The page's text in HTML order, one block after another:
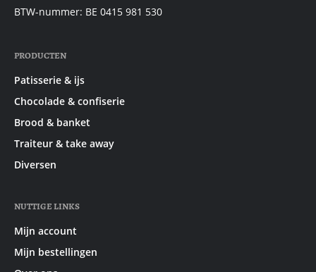
BTW-nummer: BE 0415 981 530
PRODUCTEN
Patisserie & ijs
Chocolade & confiserie
Brood & banket
Traiteur & take away
Diversen
NUTTIGE LINKS
Mijn account
Mijn bestellingen